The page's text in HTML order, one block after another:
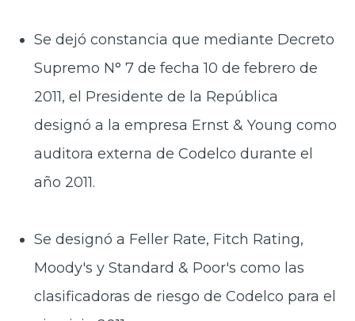
Se dejó constancia que mediante Decreto
Supremo N° 7 de fecha 10 de febrero de
2011, el Presidente de la República
designó a la empresa Ernst & Young como
auditora externa de Codelco durante el
año 2011.
Se designó a Feller Rate, Fitch Rating,
Moody's y Standard & Poor's como las
clasificadoras de riesgo de Codelco para el